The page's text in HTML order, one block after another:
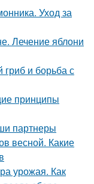
Уход за
Лечение яблони
гриб и борьба с
принципы
партнеры
весной. Какие
урожая. Как